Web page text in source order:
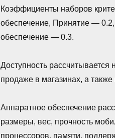
Коэффициенты наборов
обеспечение, Принятие —
обеспечение — 0.3.
Доступность
продаже в магазинах, а
Аппаратное обеспечение
размеры, вес, прочность
процессоров, памяти,